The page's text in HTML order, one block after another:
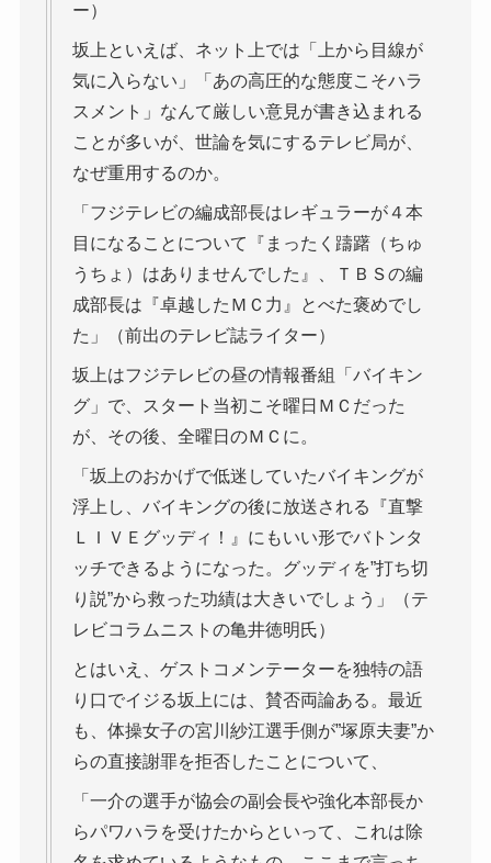
ー）
坂上といえば、ネット上では「上から目線が
気に入らない」「あの高圧的な態度こそハラ
スメント」なんて厳しい意見が書き込まれる
ことが多いが、世論を気にするテレビ局が、
なぜ重用するのか。
「フジテレビの編成部長はレギュラーが４本
目になることについて『まったく躊躇（ちゅ
うちょ）はありませんでした』、ＴＢＳの編
成部長は『卓越したＭＣ力』とべた褒めでし
た」（前出のテレビ誌ライター）
坂上はフジテレビの昼の情報番組「バイキン
グ」で、スタート当初こそ曜日ＭＣだった
が、その後、全曜日のＭＣに。
「坂上のおかげで低迷していたバイキングが
浮上し、バイキングの後に放送される『直撃
ＬＩＶＥグッディ！』にもいい形でバトンタ
ッチできるようになった。グッディを”打ち切
り説”から救った功績は大きいでしょう」（テ
レビコラムニストの亀井徳明氏）
とはいえ、ゲストコメンテーターを独特の語
り口でイジる坂上には、賛否両論ある。最近
も、体操女子の宮川紗江選手側が”塚原夫妻”か
らの直接謝罪を拒否したことについて、
「一介の選手が協会の副会長や強化本部長か
らパワハラを受けたからといって、これは除